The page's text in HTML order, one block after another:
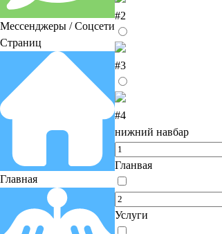
Мессенджеры / Соцсети
Страниц
Главная
#2
#3
#4
нижний навбар
Гланвая
Услуги